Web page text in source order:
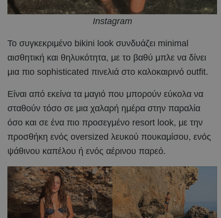
Instagram
Το συγκεκριμένο bikini look συνδυάζει minimal
αισθητική και θηλυκότητα, με το βαθύ μπλε να δίνει
μια πιο sophisticated πινελιά στο καλοκαιρινό outfit.
Είναι από εκείνα τα μαγιό που μπορούν εύκολα να
σταθούν τόσο σε μια χαλαρή ημέρα στην παραλία
όσο και σε ένα πιο προσεγμένο resort look, με την
προσθήκη ενός oversized λευκού πουκαμίσου, ενός
ψάθινου καπέλου ή ενός αέρινου παρεό.